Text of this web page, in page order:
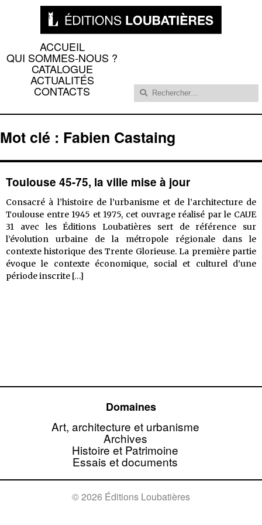
ACCUEIL
QUI SOMMES-NOUS ?
CATALOGUE
ACTUALITÉS
CONTACTS Rechercher :
Mot clé : Fabien Castaing
Toulouse 45-75, la ville mise à jour
Consacré à l’histoire de l’urbanisme et de l’architecture de
Toulouse entre 1945 et 1975, cet ouvrage réalisé par le CAUE
31 avec les Éditions Loubatières sert de référence sur
l’évolution urbaine de la métropole régionale dans le
contexte historique des Trente Glorieuse. La première partie
évoque le contexte économique, social et culturel d’une
période inscrite […]
Domaines
Art, architecture et urbanisme
Archives
Histoire et Patrimoine
Essais et documents
© 2026 Éditions Loubatières